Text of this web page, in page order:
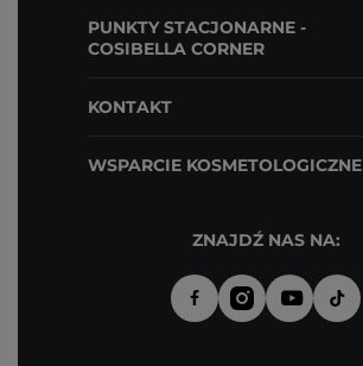
PUNKTY STACJONARNE -
COSIBELLA CORNER
KONTAKT
WSPARCIE KOSMETOLOGICZNE
ZNAJDŹ NAS NA: